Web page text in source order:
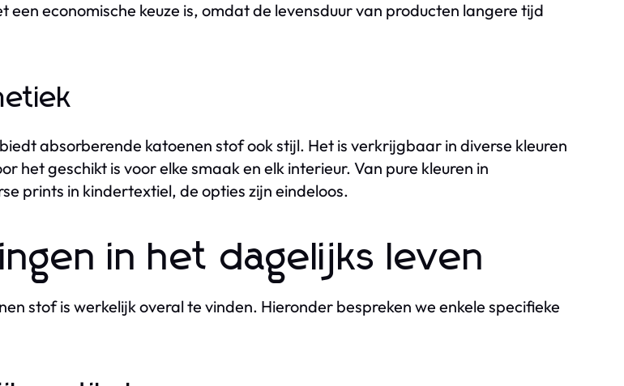
een economische keuze is, omdat de levensduur van producten langere tijd
absorberende katoenen stof ook stijl. Het is verkrijgbaar in diverse kleuren
het geschikt is voor elke smaak en elk interieur. Van pure kleuren in
prints in kindertextiel, de opties zijn eindeloos.
in het dagelijks leven
stof is werkelijk overal te vinden. Hieronder bespreken we enkele specifieke